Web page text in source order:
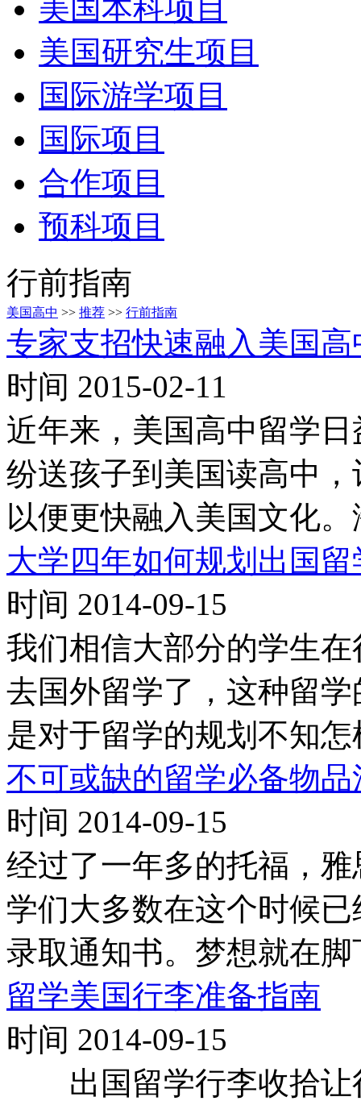
美国本科项目
美国研究生项目
国际游学项目
国际项目
合作项目
预科项目
行前指南
美国高中 >> 推荐 >> 行前指南
专家支招快速融入美国
时间 2015-02-11
近年来，美国高中留学
纷送孩子到美国读高中
以便更快融入美国文化
大学四年如何规划出国留
时间 2014-09-15
我们相信大部分的学生
去国外留学了，这种留
是对于留学的规划不知
不可或缺的留学必备物品
时间 2014-09-15
经过了一年多的托福，
学们大多数在这个时候
录取通知书。梦想就在脚
留学美国行李准备指南
时间 2014-09-15
出国留学行李收拾让